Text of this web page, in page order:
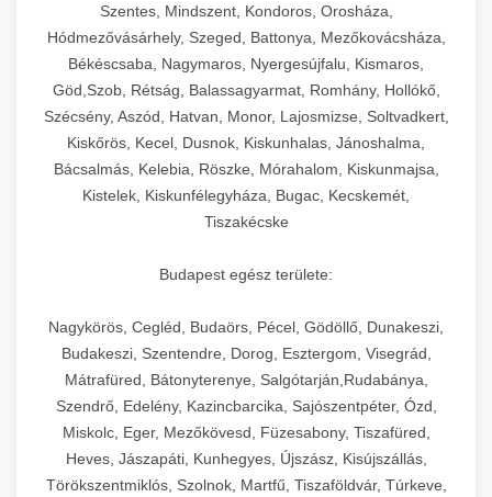
Szentes, Mindszent, Kondoros, Orosháza,
Hódmezővásárhely, Szeged, Battonya, Mezőkovácsháza,
Békéscsaba, Nagymaros, Nyergesújfalu, Kismaros,
Göd,Szob, Rétság, Balassagyarmat, Romhány, Hollókő,
Szécsény, Aszód, Hatvan, Monor, Lajosmizse, Soltvadkert,
Kiskőrös, Kecel, Dusnok, Kiskunhalas, Jánoshalma,
Bácsalmás, Kelebia, Röszke, Mórahalom, Kiskunmajsa,
Kistelek, Kiskunfélegyháza, Bugac, Kecskemét,
Tiszakécske
Budapest egész területe:
Nagykörös, Cegléd, Budaörs, Pécel, Gödöllő, Dunakeszi,
Budakeszi, Szentendre, Dorog, Esztergom, Visegrád,
Mátrafüred, Bátonyterenye, Salgótarján,Rudabánya,
Szendrő, Edelény, Kazincbarcika, Sajószentpéter, Ózd,
Miskolc, Eger, Mezőkövesd, Füzesabony, Tiszafüred,
Heves, Jászapáti, Kunhegyes, Újszász, Kisújszállás,
Törökszentmiklós, Szolnok, Martfű, Tiszaföldvár, Túrkeve,